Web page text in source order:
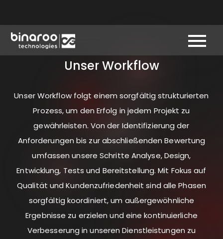
Unser Workflow
Unser Workflow folgt einem sorgfältig strukturierten
Prozess, um den Erfolg in jedem Projekt zu
gewährleisten. Von der Identifizierung der
Anforderungen bis zur abschließenden Bewertung
umfassen unsere Schritte Analyse, Design,
Entwicklung, Tests und Bereitstellung. Mit Fokus auf
Qualität und Kundenzufriedenheit sind alle Phasen
sorgfältig koordiniert, um außergewöhnliche
Ergebnisse zu erzielen und eine kontinuierliche
Verbesserung in unseren Dienstleistungen zu